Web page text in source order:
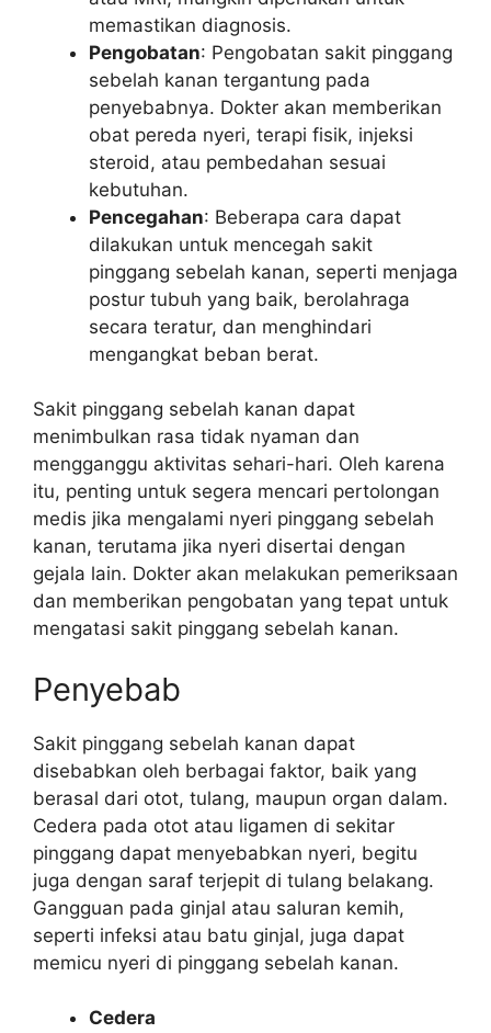
memastikan diagnosis.
Pengobatan: Pengobatan sakit pinggang
sebelah kanan tergantung pada
penyebabnya. Dokter akan memberikan
obat pereda nyeri, terapi fisik, injeksi
steroid, atau pembedahan sesuai
kebutuhan.
Pencegahan: Beberapa cara dapat
dilakukan untuk mencegah sakit
pinggang sebelah kanan, seperti menjaga
postur tubuh yang baik, berolahraga
secara teratur, dan menghindari
mengangkat beban berat.
Sakit pinggang sebelah kanan dapat
menimbulkan rasa tidak nyaman dan
mengganggu aktivitas sehari-hari. Oleh karena
itu, penting untuk segera mencari pertolongan
medis jika mengalami nyeri pinggang sebelah
kanan, terutama jika nyeri disertai dengan
gejala lain. Dokter akan melakukan pemeriksaan
dan memberikan pengobatan yang tepat untuk
mengatasi sakit pinggang sebelah kanan.
Penyebab
Sakit pinggang sebelah kanan dapat
disebabkan oleh berbagai faktor, baik yang
berasal dari otot, tulang, maupun organ dalam.
Cedera pada otot atau ligamen di sekitar
pinggang dapat menyebabkan nyeri, begitu
juga dengan saraf terjepit di tulang belakang.
Gangguan pada ginjal atau saluran kemih,
seperti infeksi atau batu ginjal, juga dapat
memicu nyeri di pinggang sebelah kanan.
Cedera